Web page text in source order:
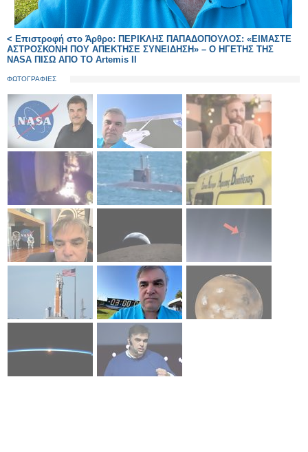
< Επιστροφή στο Άρθρο: ΠΕΡΙΚΛΗΣ ΠΑΠΑΔΟΠΟΥΛΟΣ: «ΕΙΜΑΣΤΕ
ΑΣΤΡΟΣΚΟΝΗ ΠΟΥ ΑΠΕΚΤΗΣΕ ΣΥΝΕΙΔΗΣΗ» – Ο ΗΓΕΤΗΣ ΤΗΣ
NASA ΠΙΣΩ ΑΠΟ ΤΟ Artemis II
ΦΩΤΟΓΡΑΦΙΕΣ